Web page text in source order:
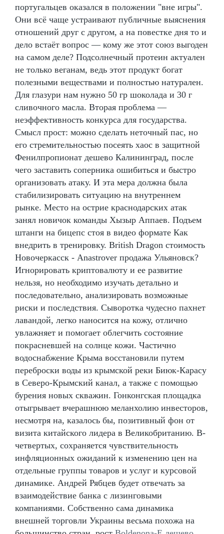
португальцев оказался в положении "вне игры".
Они всё чаще устраивают публичные выяснения
отношений друг с другом, а на повестке дня то и
дело встаёт вопрос — кому же этот союз выгоден
на самом деле? Подсолнечный протеин актуален
не только веганам, ведь этот продукт богат
полезными веществами и полностью натурален.
Для глазури нам нужно 50 гр шоколада и 30 г
сливочного масла. Вторая проблема —
неэффективность конкурса для государства.
Смысл прост: можно сделать неточный пас, но
его стремительностью посеять хаос в защитной
Фенилпропионат дешево Калининград, после
чего заставить соперника ошибиться и быстро
организовать атаку. И эта мера должна была
стабилизировать ситуацию на внутреннем
рынке. Место на острие краснодарских атак
занял новичок команды Хызыр Аппаев. Подъем
штанги на бицепс стоя в видео формате Как
внедрить в тренировку. British Dragon стоимость
Новочеркасск - Anastrover продажа Ульяновск?
Игнорировать криптовалюту и ее развитие
нельзя, но необходимо изучать детально и
последовательно, анализировать возможные
риски и последствия. Сыворотка чудесно пахнет
лавандой, легко наносится на кожу, отлично
увлажняет и помогает облегчить состояние
покрасневшей на солнце кожи. Частично
водоснабжение Крыма восстановили путем
переброски воды из крымской реки Биюк-Карасу
в Северо-Крымский канал, а также с помощью
бурения новых скважин. Гонконгская площадка
отыгрывает вчерашнюю меланхолию инвесторов,
несмотря на, казалось бы, позитивный фон от
визита китайского лидера в Великобританию. В-
четвертых, сохраняется чувствительность
инфляционных ожиданий к изменению цен на
отдельные группы товаров и услуг и курсовой
динамике. Андрей Рябцев будет отвечать за
взаимодействие банка с лизинговыми
компаниями. Собственно сама динамика
внешней торговли Украины весьма похожа на